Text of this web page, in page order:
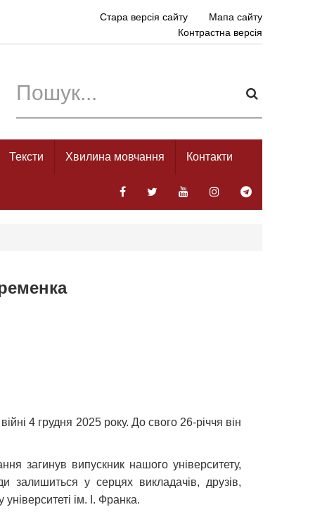
Стара версія сайту
Мапа сайту
Контрастна версія
Тексти Хвилина мовчання Контакти
4 грудня 2025 року. До свого 26-річчя він
загинув випускник нашого університету,
залишиться у серцях викладачів, друзів,
ім. І. Франка.